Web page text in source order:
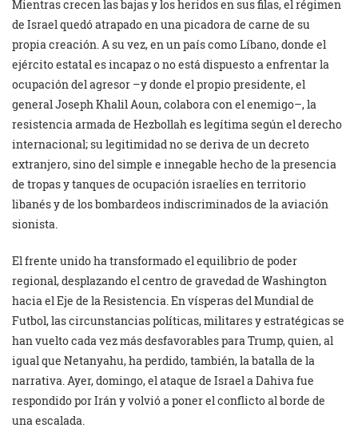
Mientras crecen las bajas y los heridos en sus filas, el régimen
de Israel quedó atrapado en una picadora de carne de su
propia creación. A su vez, en un país como Líbano, donde el
ejército estatal es incapaz o no está dispuesto a enfrentar la
ocupación del agresor –y donde el propio presidente, el
general Joseph Khalil Aoun, colabora con el enemigo–, la
resistencia armada de Hezbollah es legítima según el derecho
internacional; su legitimidad no se deriva de un decreto
extranjero, sino del simple e innegable hecho de la presencia
de tropas y tanques de ocupación israelíes en territorio
libanés y de los bombardeos indiscriminados de la aviación
sionista.
El frente unido ha transformado el equilibrio de poder
regional, desplazando el centro de gravedad de Washington
hacia el Eje de la Resistencia. En vísperas del Mundial de
Futbol, las circunstancias políticas, militares y estratégicas se
han vuelto cada vez más desfavorables para Trump, quien, al
igual que Netanyahu, ha perdido, también, la batalla de la
narrativa. Ayer, domingo, el ataque de Israel a Dahiva fue
respondido por Irán y volvió a poner el conflicto al borde de
una escalada.